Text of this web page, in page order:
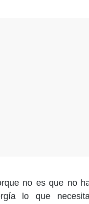
no es que no
lo que